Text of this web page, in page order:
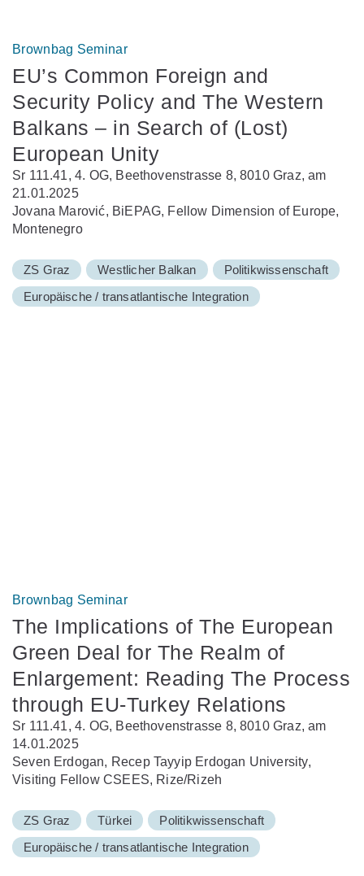
Brownbag Seminar
EU’s Common Foreign and
Security Policy and The Western
Balkans – in Search of (Lost)
European Unity
Sr 111.41, 4. OG, Beethovenstrasse 8, 8010 Graz, am
21.01.2025
Jovana Marović, BiEPAG, Fellow Dimension of Europe,
Montenegro
ZS Graz Westlicher Balkan
Politikwissenschaft
Europäische / transatlantische Integration
Brownbag Seminar
The Implications of The European
Green Deal for The Realm of
Enlargement: Reading The Process
through EU-Turkey Relations
Sr 111.41, 4. OG, Beethovenstrasse 8, 8010 Graz, am
14.01.2025
Seven Erdogan, Recep Tayyip Erdogan University,
Visiting Fellow CSEES, Rize/Rizeh
ZS Graz Türkei
Politikwissenschaft
Europäische / transatlantische Integration